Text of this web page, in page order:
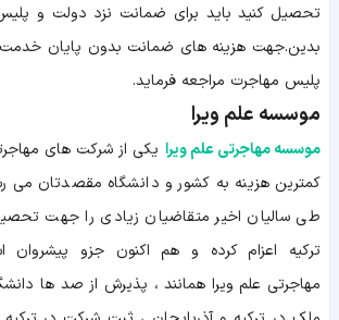
تحصیل کنید باید برای ضمانت نزد دولت و
بدین.جهت هزینه های ضمانت بدون پایان خدمت
پلیس مهاجرت مراجعه فرماید.
موسسه علم ویرا
موسسه مهاجرتی علم ویرا یکی از شرکت های
کمترین هزینه به کشور و دانشگاه مقصدتان می
طی سالیان اخیر متقاضیان زیادی را جهت
ترکیه اعزام کرده و هم اکنون جزو
مهاجرتی علم ویرا همانند ، پذیرش از صد ها